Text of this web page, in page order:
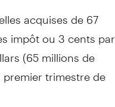
acquises de 67
impôt ou 3 centspar
(65 millions de
trimestre de